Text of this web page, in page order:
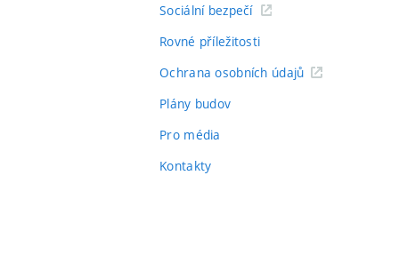
Sociální bezpečí
Rovné příležitosti
Ochrana osobních údajů
Plány budov
Pro média
Kontakty